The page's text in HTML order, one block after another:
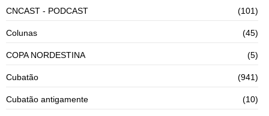
CNCAST - PODCAST (101)
Colunas (45)
COPA NORDESTINA (5)
Cubatão (941)
Cubatão antigamente (10)